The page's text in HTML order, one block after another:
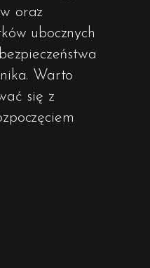
oraz
ubocznych
Warto
się z